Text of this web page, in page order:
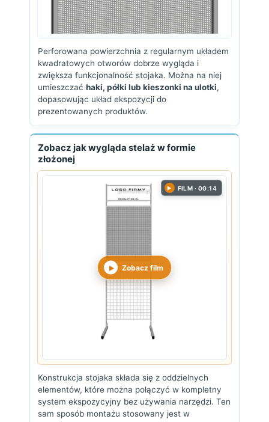
Perforowana powierzchnia z regularnym układem
kwadratowych otworów dobrze wygląda i
zwiększa funkcjonalność stojaka. Można na niej
umieszczać haki, półki lub kieszonki na ulotki,
dopasowując układ ekspozycji do
prezentowanych produktów.
Zobacz jak wygląda stelaż w formie
złożonej
▶ FILM · 00:14
Zobacz film
Konstrukcja stojaka składa się z oddzielnych
elementów, które można połączyć w kompletny
system ekspozycyjny bez używania narzędzi. Ten
sam sposób montażu stosowany jest w